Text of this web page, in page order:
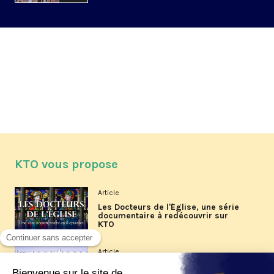
KTO vous propose
Article
Les Docteurs de l'Église, une série
documentaire à redécouvrir sur
KTO
Article
Les reportages d'été 2026 de KTO